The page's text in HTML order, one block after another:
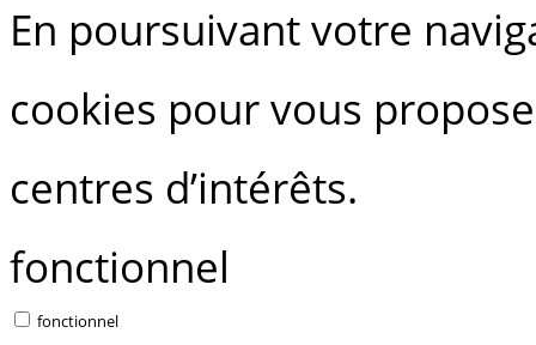
En poursuivant votre
cookies pour vous
centres d’intérêts.
fonctionnel
fonctionnel